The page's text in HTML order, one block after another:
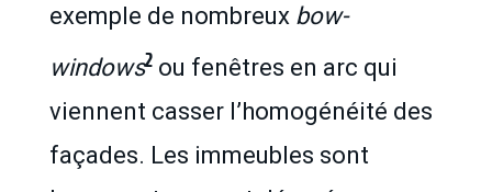
exemple de nombreux bow-
windows2ou fenêtres en arc qui
viennent casser l’homogénéité des
façades. Les immeubles sont